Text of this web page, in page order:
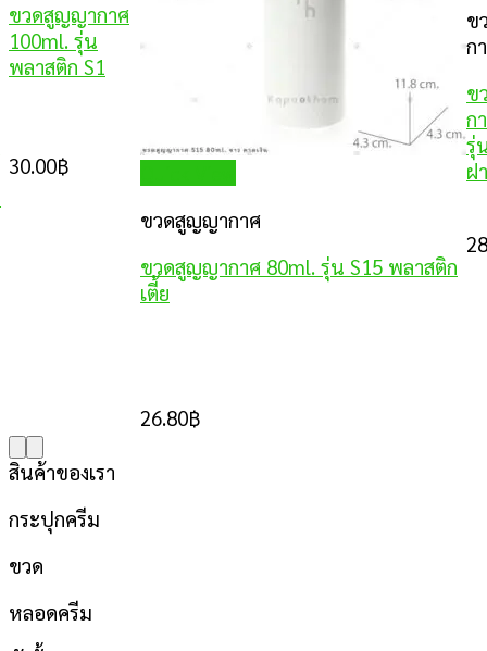
ขวดสูญญากาศ
100ml. รุ่น
พลาสติก S1
30.00฿
ขวดสูญญากาศ
ขวดสูญญากาศ 80ml. รุ่น S15 พลาสติก
เตี้ย
26.80฿
ข
ก
ข
ก
รุ่
ฝ
สินค้าของเรา
กระปุกครีม
ขวด
หลอดครีม